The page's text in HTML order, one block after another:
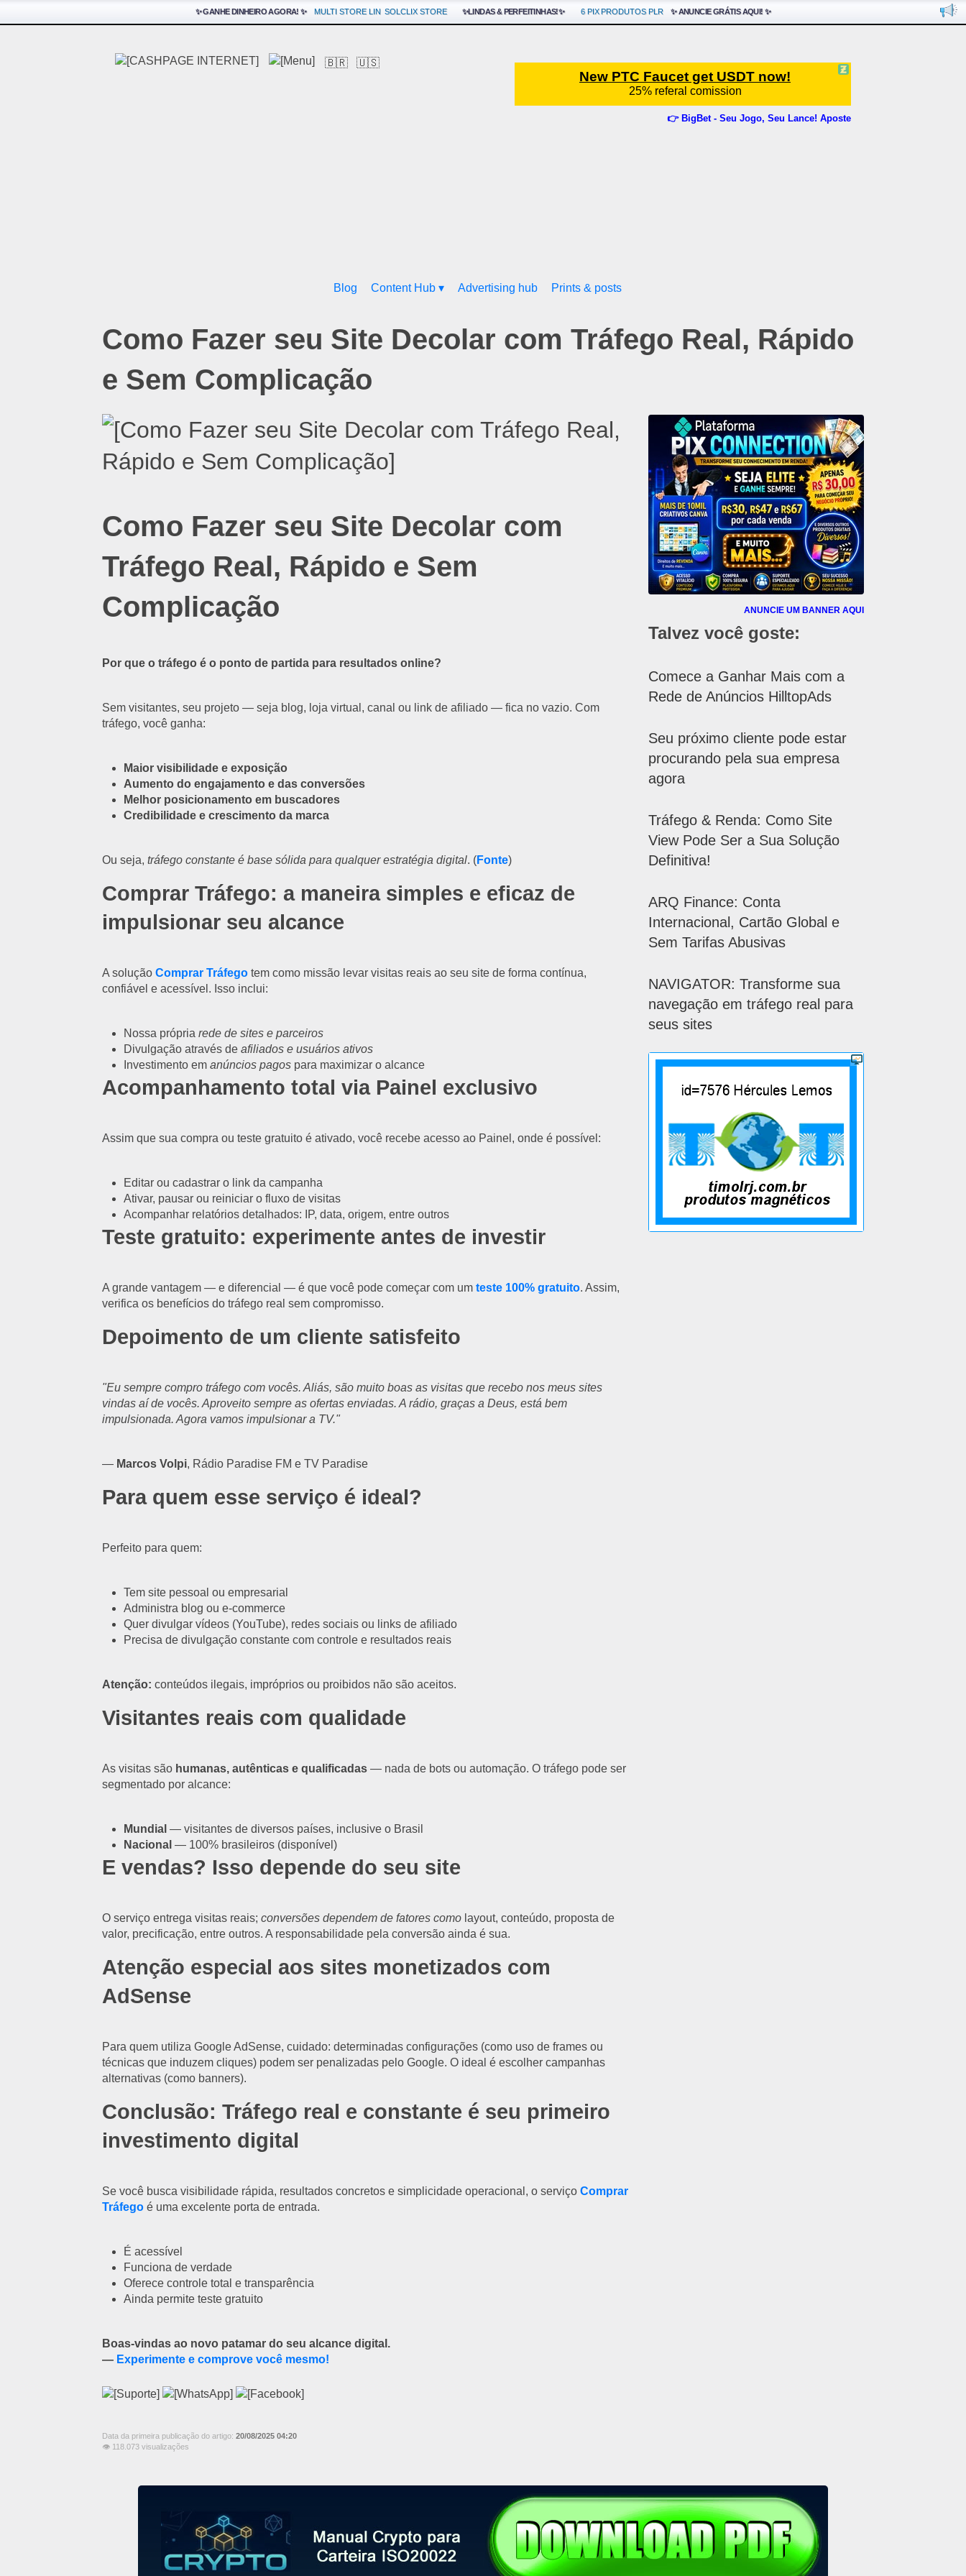
✨ GANHE DINHEIRO AGORA! ✨ MULTI STORE LIN SOLCLIX STORE ✨LINDAS & PERFEITINHAS!✨ 6 PIX PRODUTOS PLR ✨ ANUNCIE GRÁTIS AQUI! ✨
🇧🇷 🇺🇸
👉 BigBet - Seu Jogo, Seu Lance! Aposte
Blog Content Hub ▾ Advertising hub Prints & posts
Como Fazer seu Site Decolar com Tráfego Real, Rápido
e Sem Complicação
Como Fazer seu Site Decolar com
Tráfego Real, Rápido e Sem
Complicação
Por que o tráfego é o ponto de partida para resultados online?
Sem visitantes, seu projeto — seja blog, loja virtual, canal ou link de afiliado — fica no vazio. Com
tráfego, você ganha:
Maior visibilidade e exposição
Aumento do engajamento e das conversões
Melhor posicionamento em buscadores
Credibilidade e crescimento da marca
Ou seja, tráfego constante é base sólida para qualquer estratégia digital. (Fonte)
Comprar Tráfego: a maneira simples e eficaz de
impulsionar seu alcance
A solução Comprar Tráfego tem como missão levar visitas reais ao seu site de forma contínua,
confiável e acessível. Isso inclui:
Nossa própria rede de sites e parceiros
Divulgação através de afiliados e usuários ativos
Investimento em anúncios pagos para maximizar o alcance
Acompanhamento total via Painel exclusivo
Assim que sua compra ou teste gratuito é ativado, você recebe acesso ao Painel, onde é possível:
Editar ou cadastrar o link da campanha
Ativar, pausar ou reiniciar o fluxo de visitas
Acompanhar relatórios detalhados: IP, data, origem, entre outros
Teste gratuito: experimente antes de investir
A grande vantagem — e diferencial — é que você pode começar com um teste 100% gratuito. Assim,
verifica os benefícios do tráfego real sem compromisso.
Depoimento de um cliente satisfeito
"Eu sempre compro tráfego com vocês. Aliás, são muito boas as visitas que recebo nos meus sites
vindas aí de vocês. Aproveito sempre as ofertas enviadas. A rádio, graças a Deus, está bem
impulsionada. Agora vamos impulsionar a TV."
— Marcos Volpi, Rádio Paradise FM e TV Paradise
Para quem esse serviço é ideal?
Perfeito para quem:
Tem site pessoal ou empresarial
Administra blog ou e-commerce
Quer divulgar vídeos (YouTube), redes sociais ou links de afiliado
Precisa de divulgação constante com controle e resultados reais
Atenção: conteúdos ilegais, impróprios ou proibidos não são aceitos.
Visitantes reais com qualidade
As visitas são humanas, autênticas e qualificadas — nada de bots ou automação. O tráfego pode ser
segmentado por alcance:
Mundial — visitantes de diversos países, inclusive o Brasil
Nacional — 100% brasileiros (disponível)
E vendas? Isso depende do seu site
O serviço entrega visitas reais; conversões dependem de fatores como layout, conteúdo, proposta de
valor, precificação, entre outros. A responsabilidade pela conversão ainda é sua.
Atenção especial aos sites monetizados com
AdSense
Para quem utiliza Google AdSense, cuidado: determinadas configurações (como uso de frames ou
técnicas que induzem cliques) podem ser penalizadas pelo Google. O ideal é escolher campanhas
alternativas (como banners).
Conclusão: Tráfego real e constante é seu primeiro
investimento digital
Se você busca visibilidade rápida, resultados concretos e simplicidade operacional, o serviço Comprar
Tráfego é uma excelente porta de entrada.
É acessível
Funciona de verdade
Oferece controle total e transparência
Ainda permite teste gratuito
Boas-vindas ao novo patamar do seu alcance digital.
— Experimente e comprove você mesmo!
Data da primeira publicação do artigo: 20/08/2025 04:20
👁 118.073 visualizações
ANUNCIE UM BANNER AQUI
Talvez você goste:
Comece a Ganhar Mais com a
Rede de Anúncios HilltopAds
Seu próximo cliente pode estar
procurando pela sua empresa
agora
Tráfego & Renda: Como Site
View Pode Ser a Sua Solução
Definitiva!
ARQ Finance: Conta
Internacional, Cartão Global e
Sem Tarifas Abusivas
NAVIGATOR: Transforme sua
navegação em tráfego real para
seus sites